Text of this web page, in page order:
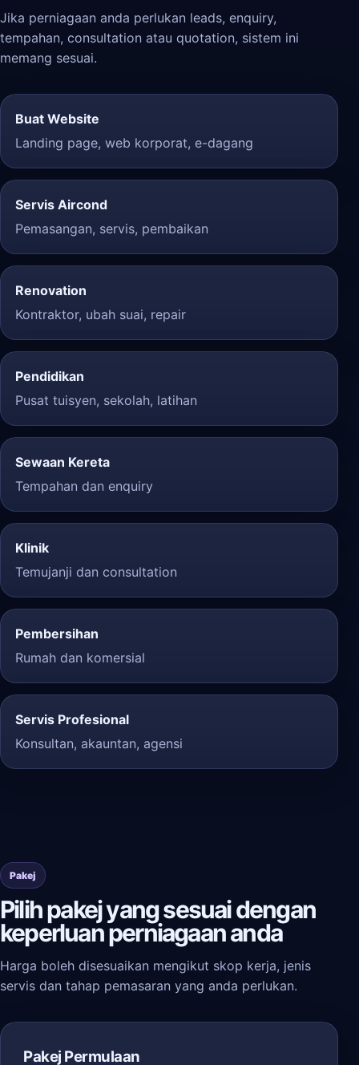
Jika perniagaan anda perlukan leads, enquiry,
tempahan, consultation atau quotation, sistem ini
memang sesuai.
Buat Website
Landing page, web korporat, e-dagang
Servis Aircond
Pemasangan, servis, pembaikan
Renovation
Kontraktor, ubah suai, repair
Pendidikan
Pusat tuisyen, sekolah, latihan
Sewaan Kereta
Tempahan dan enquiry
Klinik
Temujanji dan consultation
Pembersihan
Rumah dan komersial
Servis Profesional
Konsultan, akauntan, agensi
Pakej
Pilih pakej yang sesuai dengan
keperluan perniagaan anda
Harga boleh disesuaikan mengikut skop kerja, jenis
servis dan tahap pemasaran yang anda perlukan.
Pakej Permulaan